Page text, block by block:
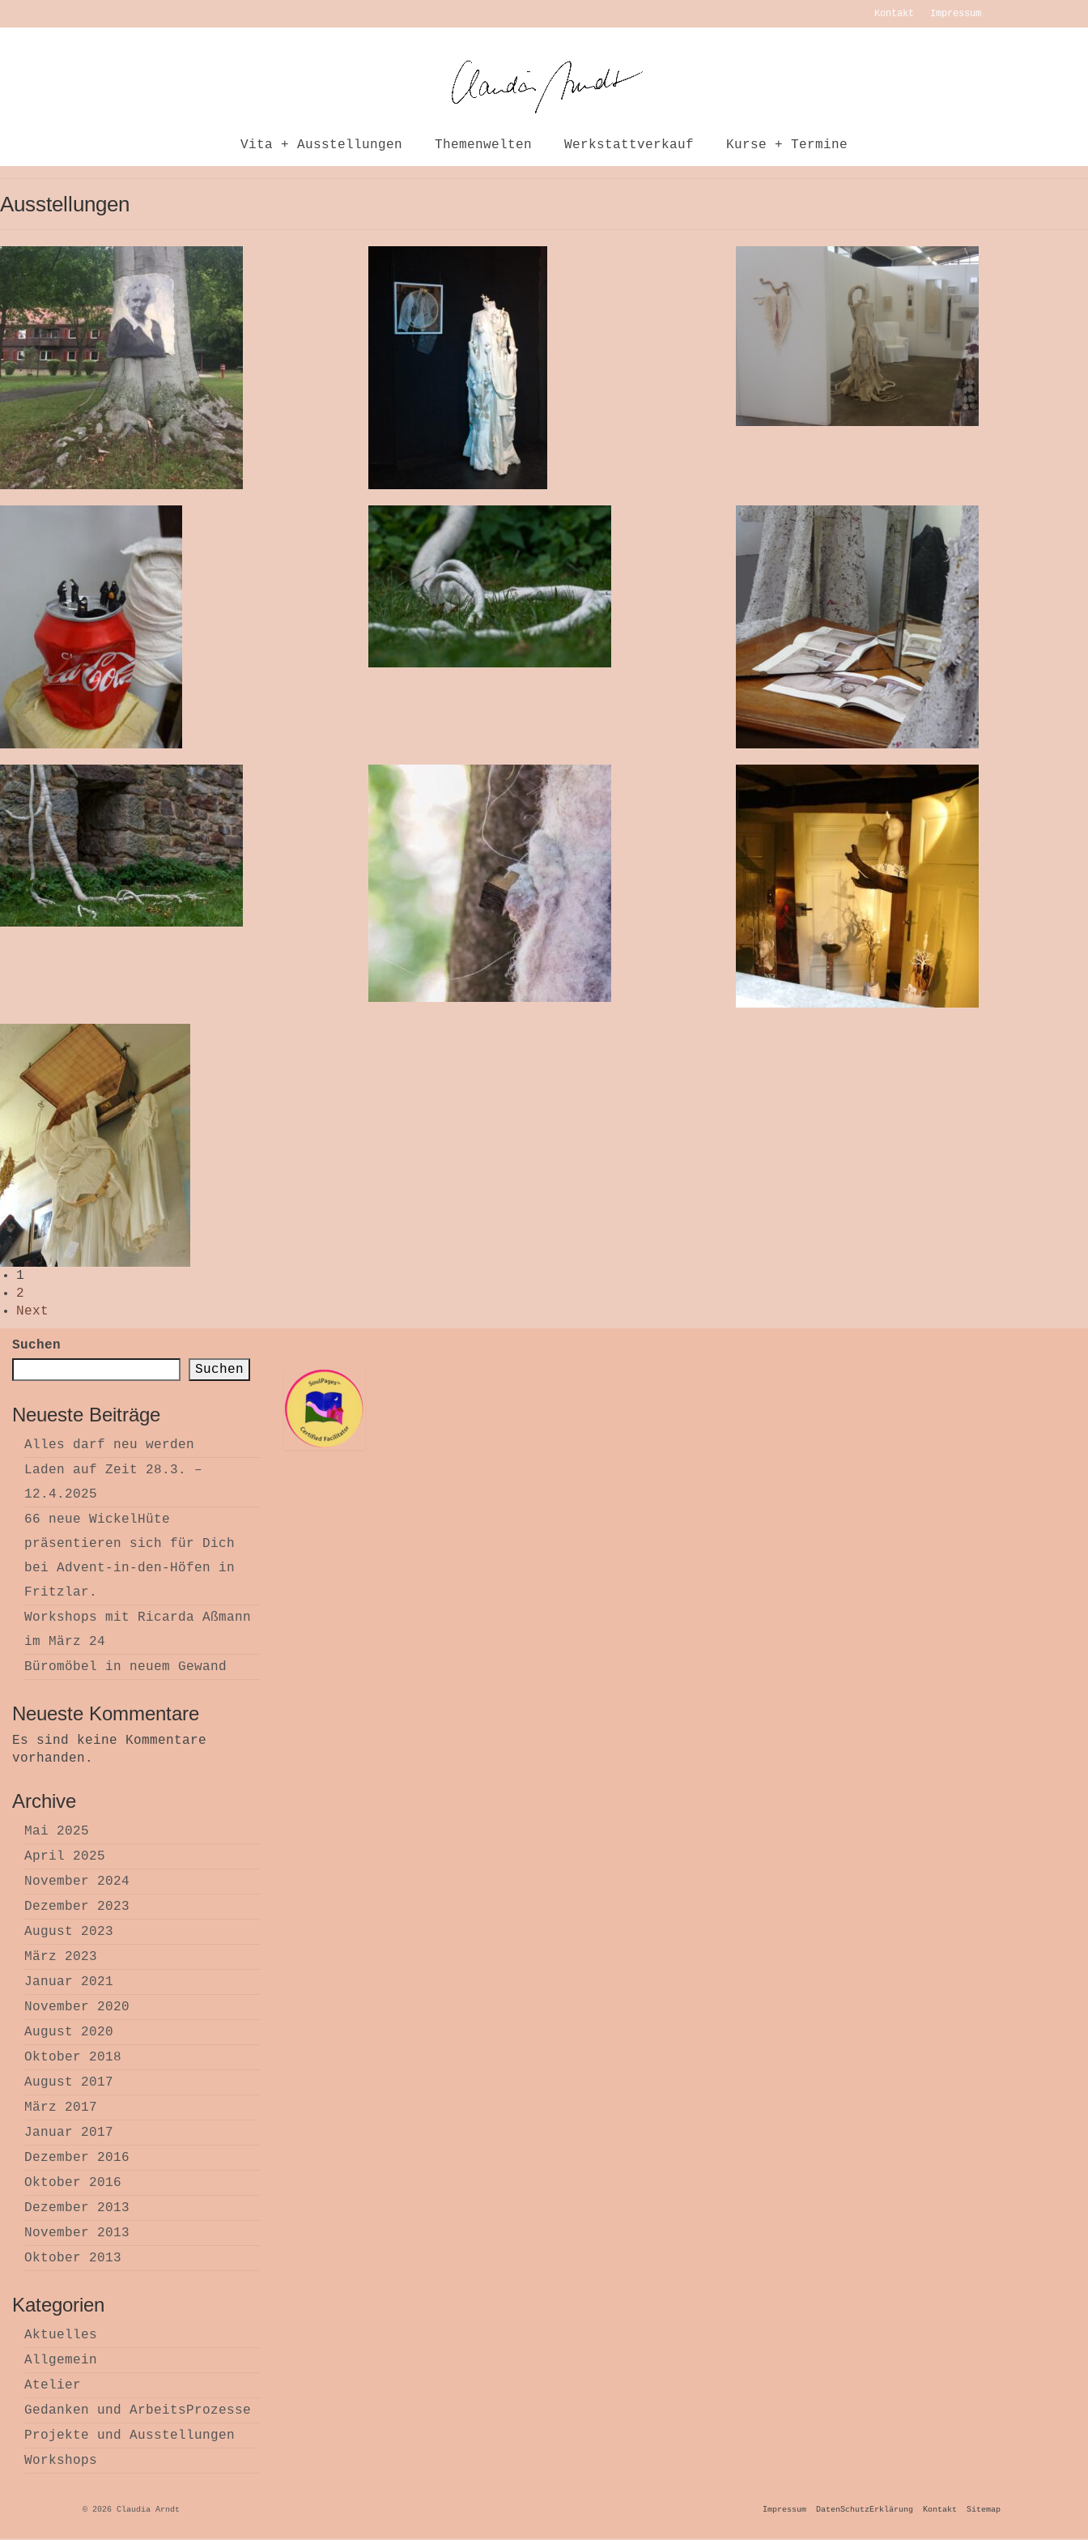
Kontakt Impressum
Vita + Ausstellungen Themenwelten Werkstattverkauf Kurse + Termine
Ausstellungen
Seitennummerierung
der
Beiträge
1
2
Next
Suchen
Suchen
Neueste Beiträge
Alles darf neu werden
Laden auf Zeit 28.3. –
12.4.2025
66 neue WickelHüte
präsentieren sich für Dich
bei Advent-in-den-Höfen in
Fritzlar.
Workshops mit Ricarda Aßmann
im März 24
Büromöbel in neuem Gewand
Neueste Kommentare
Es sind keine Kommentare
vorhanden.
Archive
Mai 2025
April 2025
November 2024
Dezember 2023
August 2023
März 2023
Januar 2021
November 2020
August 2020
Oktober 2018
August 2017
März 2017
Januar 2017
Dezember 2016
Oktober 2016
Dezember 2013
November 2013
Oktober 2013
Kategorien
Aktuelles
Allgemein
Atelier
Gedanken und ArbeitsProzesse
Projekte und Ausstellungen
Workshops
Impressum DatenSchutzErklärung Kontakt Sitemap
© 2026 Claudia Arndt